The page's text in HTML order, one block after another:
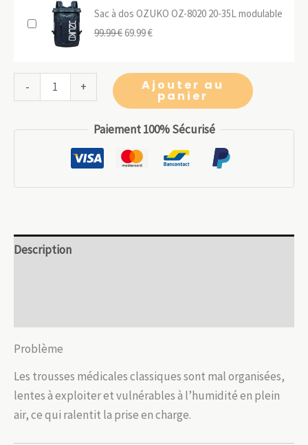
9.99 €. 6.99 €.
initial
était :
actuel
est :
Sac à dos OZUKO OZ-8020 20-35L modulable
99.99€Le
initial
était :
99.99 €.
69.99€Le
actuel
est :
69.99 €.
-
quantité
de
Organisation
professionnelle
+ Ajouter au
panier
Paiement 100% Sécurisé
Description
Problème
Les trousses médicales classiques sont mal organisées,
lentes à exploiter et vulnérables à l’humidité en plein
air, ce qui ralentit la prise en charge.